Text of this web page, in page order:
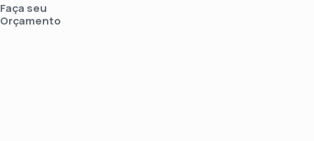
Faça seu
Orçamento